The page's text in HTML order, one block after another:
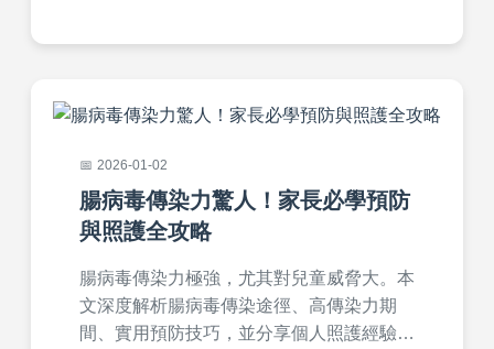
2026-01-02
腸病毒傳染力驚人！家長必學預防
與照護全攻略
腸病毒傳染力極強，尤其對兒童威脅大。本
文深度解析腸病毒傳染途徑、高傳染力期
間、實用預防技巧，並分享個人照護經驗。